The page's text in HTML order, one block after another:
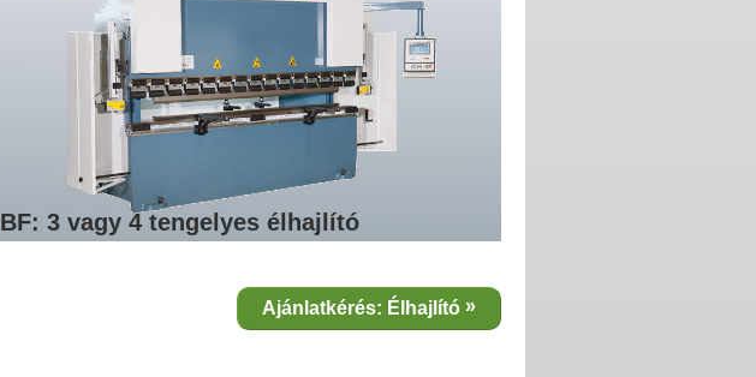
3 vagy 4 tengelyes élhajlító
Ajánlatkérés: Élhajlító